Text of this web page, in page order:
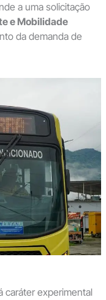
a uma solicitação
e Mobilidade
da demanda de
caráter experimental